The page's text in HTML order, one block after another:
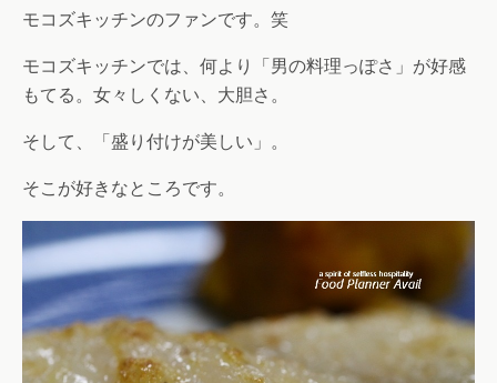
モコズキッチンのファンです。笑
モコズキッチンでは、何より「男の料理っぽさ」が好感
もてる。女々しくない、大胆さ。
そして、「盛り付けが美しい」。
そこが好きなところです。